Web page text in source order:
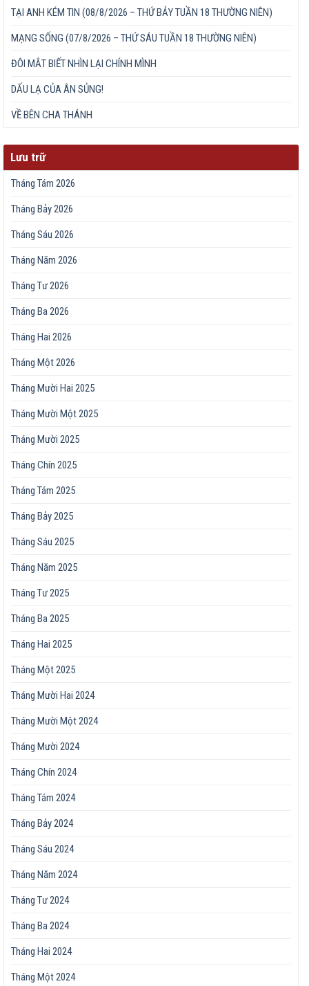
TẠI ANH KÉM TIN (08/8/2026 – THỨ BẢY TUẦN 18 THƯỜNG NIÊN)
MẠNG SỐNG (07/8/2026 – THỨ SÁU TUẦN 18 THƯỜNG NIÊN)
ĐÔI MẮT BIẾT NHÌN LẠI CHÍNH MÌNH
DẤU LẠ CỦA ÂN SỦNG!
VỀ BÊN CHA THÁNH
Lưu trữ
Tháng Tám 2026
Tháng Bảy 2026
Tháng Sáu 2026
Tháng Năm 2026
Tháng Tư 2026
Tháng Ba 2026
Tháng Hai 2026
Tháng Một 2026
Tháng Mười Hai 2025
Tháng Mười Một 2025
Tháng Mười 2025
Tháng Chín 2025
Tháng Tám 2025
Tháng Bảy 2025
Tháng Sáu 2025
Tháng Năm 2025
Tháng Tư 2025
Tháng Ba 2025
Tháng Hai 2025
Tháng Một 2025
Tháng Mười Hai 2024
Tháng Mười Một 2024
Tháng Mười 2024
Tháng Chín 2024
Tháng Tám 2024
Tháng Bảy 2024
Tháng Sáu 2024
Tháng Năm 2024
Tháng Tư 2024
Tháng Ba 2024
Tháng Hai 2024
Tháng Một 2024